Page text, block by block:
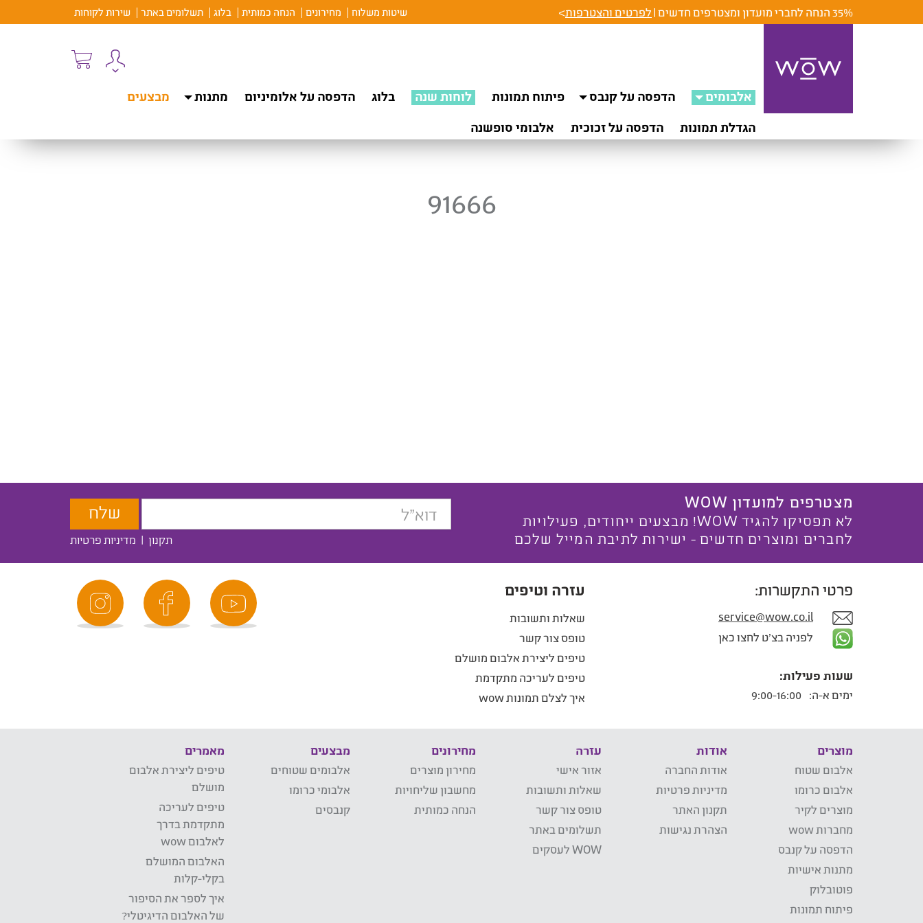
35% הנחה לחברי מועדון ומצטרפים חדשים | לפרטים והצטרפות> שיטות משלוח מחירונים הנחה כמותית בלוג תשלומים באתר שירות לקוחות
אלבומים הדפסה על קנבס פיתוח תמונות לוחות שנה בלוג הדפסה על אלומיניום מתנות
מבצעים
הגדלת תמונות
הדפסה על זכוכית אלבומי סופשנה
91666
מצטרפים למועדון WOW
לא תפסיקו להגיד WOW! מבצעים ייחודים, פעילויות
לחברים ומוצרים חדשים - ישירות לתיבת המייל שלכם
תקנון | מדיניות פרטיות
פרטי התקשרות:
service@wow.co.il
לפניה בצ'ט לחצו כאן
שעות פעילות:
ימים א-ה:
עזרה וטיפים
שאלות ותשובות
טופס צור קשר
טיפים ליצירת אלבום מושלם
טיפים לעריכה מתקדמת
איך לצלם תמונות wow
מוצרים
אלבום שטוח
אלבום כרומו
מוצרים לקיר
מחברות wow
הדפסה על קנבס
מתנות אישיות
פוטובלוק
פיתוח תמונות
אודות
אודות החברה
מדיניות פרטיות
תקנון האתר
הצהרת נגישות
עזרה
אזור אישי
שאלות ותשובות
טופס צור קשר
תשלומים באתר
WOW לעסקים
מחירונים
מחירון מוצרים
מחשבון שליחויות
הנחה כמותית
מבצעים
אלבומים שטוחים
אלבומי כרומו
קנבסים
מאמרים
טיפים ליצירת אלבום
מושלם
טיפים לעריכה
מתקדמת בדרך
לאלבום wow
האלבום המושלם
בקלי-קלות
איך לספר את הסיפור
של האלבום הדיגיטלי?